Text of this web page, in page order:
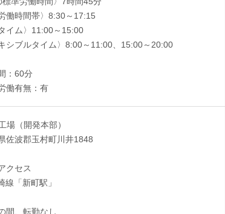
働時間帯〉8:30～17:15
イム〉11:00～15:00
キシブルタイム〉8:00～11:00、15:00～20:00
：60分
働有無：有
場（開発本部）
佐波郡玉村町川井1848
クセス
線「新町駅」
間、転勤なし